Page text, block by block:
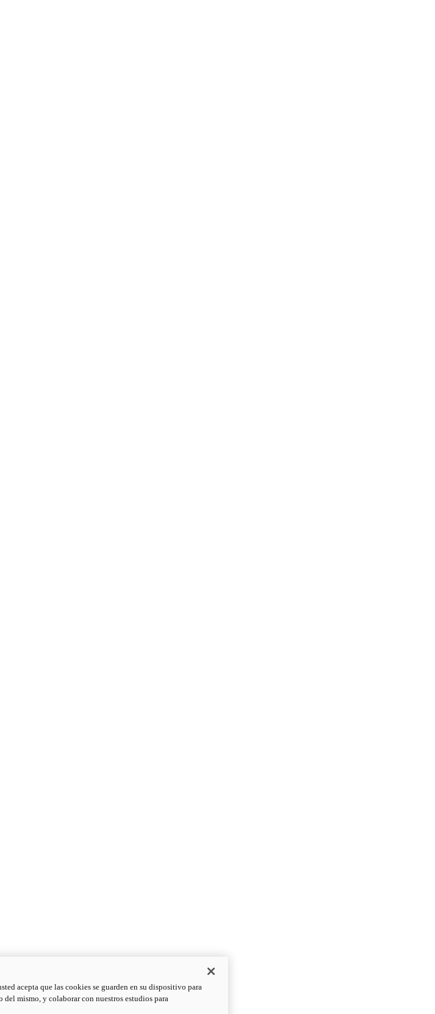
acepta que las cookies se guarden en su dispositivo para
mismo, y colaborar con nuestros estudios para